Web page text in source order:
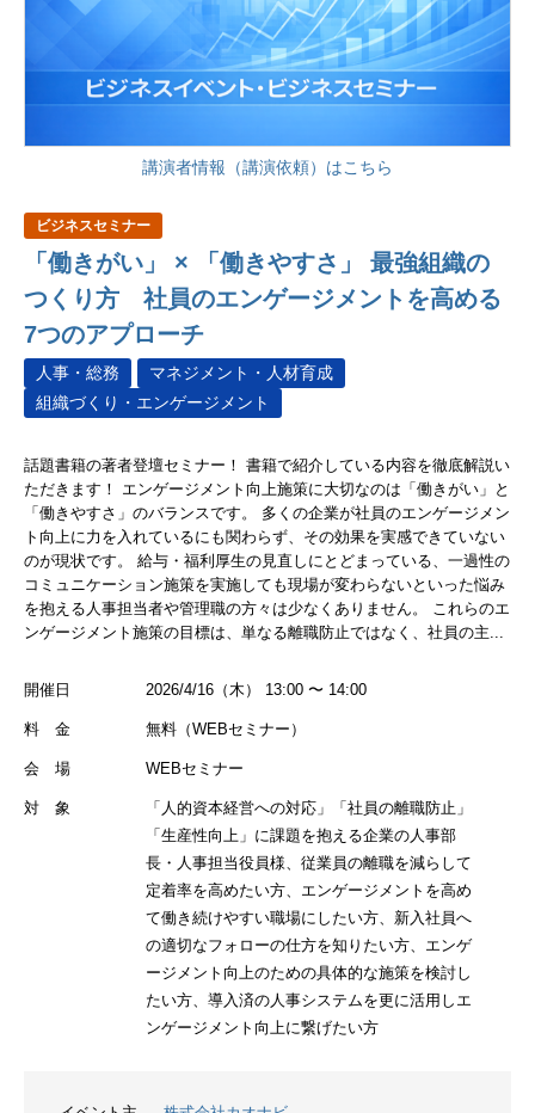
講演者情報（講演依頼）はこちら
ビジネスセミナー
「働きがい」 × 「働きやすさ」 最強組織の
つくり方 社員のエンゲージメントを高める
7つのアプローチ
人事・総務
マネジメント・人材育成
組織づくり・エンゲージメント
話題書籍の著者登壇セミナー！ 書籍で紹介している内容を徹底解説い
ただきます！ エンゲージメント向上施策に大切なのは「働きがい」と
「働きやすさ」のバランスです。 多くの企業が社員のエンゲージメン
ト向上に力を入れているにも関わらず、その効果を実感できていない
のが現状です。 給与・福利厚生の見直しにとどまっている、一過性の
コミュニケーション施策を実施しても現場が変わらないといった悩み
を抱える人事担当者や管理職の方々は少なくありません。 これらのエ
ンゲージメント施策の目標は、単なる離職防止ではなく、社員の主...
開催日 2026/4/16（木） 13:00 〜 14:00
料 金 無料（WEBセミナー）
会 場 WEBセミナー
対 象
「人的資本経営への対応」「社員の離職防止」
「生産性向上」に課題を抱える企業の人事部
長・人事担当役員様、従業員の離職を減らして
定着率を高めたい方、エンゲージメントを高め
て働き続けやすい職場にしたい方、新入社員へ
の適切なフォローの仕方を知りたい方、エンゲ
ージメント向上のための具体的な施策を検討し
たい方、導入済の人事システムを更に活用しエ
ンゲージメント向上に繋げたい方